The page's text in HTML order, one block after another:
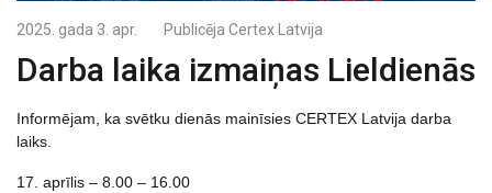
2025. gada 3. apr. Publicēja Certex Latvija
Darba laika izmaiņas Lieldienās
Informējam, ka svētku dienās mainīsies CERTEX Latvija darba
laiks.
17. aprīlis – 8.00 – 16.00